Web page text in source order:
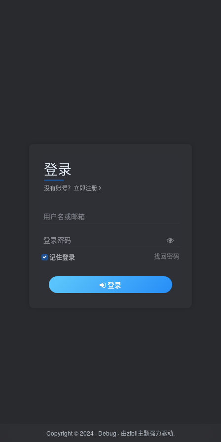
登录
没有账号？立即注册
用户名或邮箱
登录密码
记住登录 找回密码
登录
Copyright © 2024 · Debug · 由zibll主题强力驱动.